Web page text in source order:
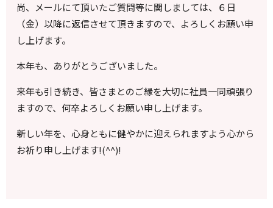
尚、メールにて頂いたご質問等に関しましては、６日
（金）以降に返信させて頂きますので、よろしくお願い申
し上げます。
本年も、ありがとうございました。
来年も引き続き、皆さまとのご縁を大切に社員一同頑張り
ますので、何卒よろしくお願い申し上げます。
新しい年を、心身ともに健やかに迎えられますよう心から
お祈り申し上げます!(^^)!